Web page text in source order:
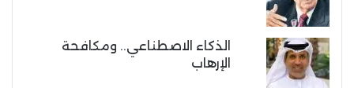
الذكاء الاصطناعي.. ومكافحة
الإرهاب